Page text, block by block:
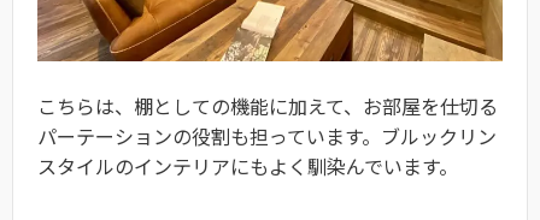
こちらは、棚としての機能に加えて、お部屋を仕切る
パーテーションの役割も担っています。ブルックリン
スタイルのインテリアにもよく馴染んでいます。